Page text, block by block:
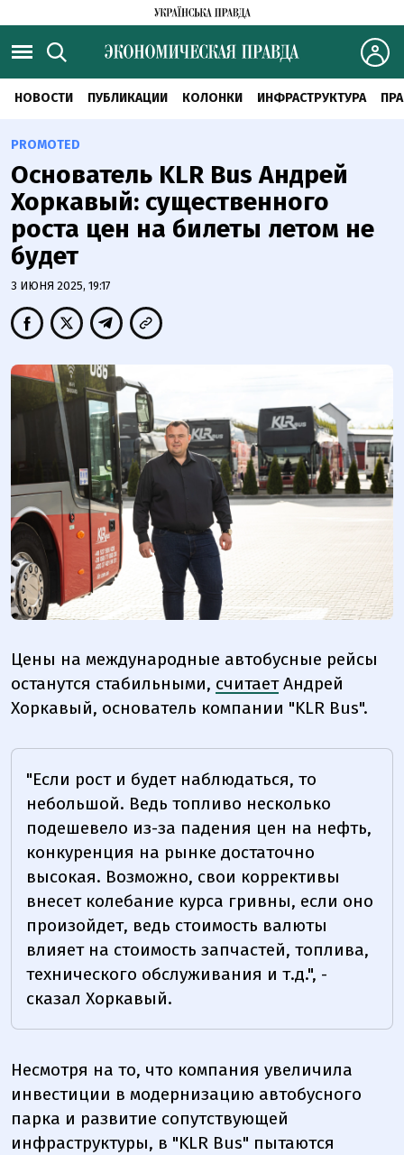
НОВОСТИ ПУБЛИКАЦИИ КОЛОНКИ ИНФРАСТРУКТУРА
PROMOTED
Основатель KLR Bus Андрей
Хоркавый: существенного
роста цен на билеты летом не
будет
3 ИЮНЯ 2025, 19:17
Цены на международные автобусные рейсы
останутся стабильными, считает Андрей
Хоркавый, основатель компании "KLR Bus".
"Если рост и будет наблюдаться, то
небольшой. Ведь топливо несколько
подешевело из-за падения цен на нефть,
конкуренция на рынке достаточно
высокая. Возможно, свои коррективы
внесет колебание курса гривны, если оно
произойдет, ведь стоимость валюты
влияет на стоимость запчастей, топлива,
технического обслуживания и т.д.", -
сказал Хоркавый.
Несмотря на то, что компания увеличила
инвестиции в модернизацию автобусного
парка и развитие сопутствующей
инфраструктуры, в "KLR Bus" пытаются